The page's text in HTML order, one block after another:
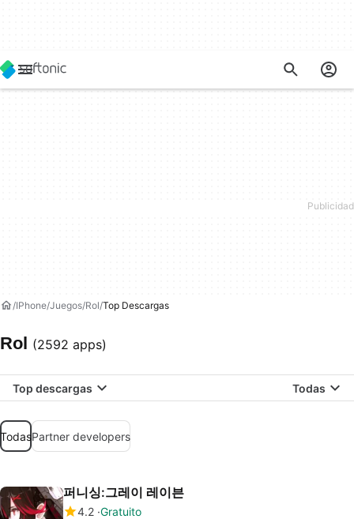
IPhone Juegos Rol Top Descargas
Rol (2592 apps)
Top descargas Todas
TodasPartner developers
퍼니싱:그레이 레이븐
4.2 Gratuito